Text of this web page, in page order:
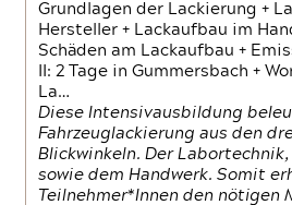
Grundlagen der Lackierung +
Hersteller + Lackaufbau im
Schäden am Lackaufbau +
II: 2 Tage in Gummersbach +
La…
Diese Intensivausbildung
Fahrzeuglackierung aus den
Blickwinkeln. Der
sowie dem Handwerk. Somit
Teilnehmer*Innen den nötigen